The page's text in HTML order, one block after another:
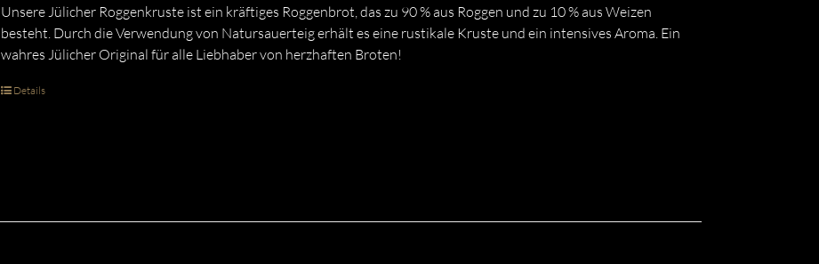
Unsere Jülicher Roggenkruste ist ein kräftiges Roggenbrot, das zu 90 % aus Roggen und zu 10 % aus Weizen
besteht. Durch die Verwendung von Natursauerteig erhält es eine rustikale Kruste und ein intensives Aroma. Ein
wahres Jülicher Original für alle Liebhaber von herzhaften Broten!
Details